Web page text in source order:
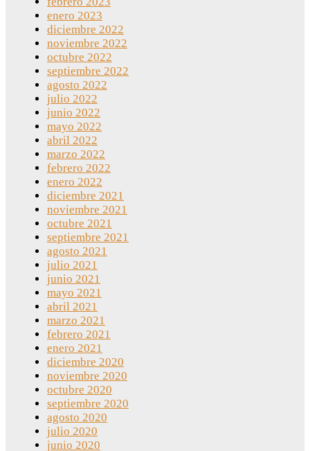
enero 2023
diciembre 2022
noviembre 2022
octubre 2022
septiembre 2022
agosto 2022
julio 2022
junio 2022
mayo 2022
abril 2022
marzo 2022
febrero 2022
enero 2022
diciembre 2021
noviembre 2021
octubre 2021
septiembre 2021
agosto 2021
julio 2021
junio 2021
mayo 2021
abril 2021
marzo 2021
febrero 2021
enero 2021
diciembre 2020
noviembre 2020
octubre 2020
septiembre 2020
agosto 2020
julio 2020
junio 2020